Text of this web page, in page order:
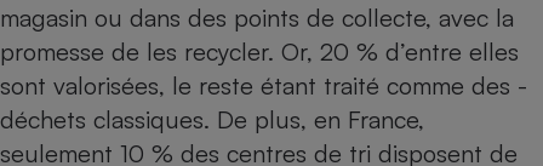
magasin ou dans des points de collecte, avec la
promesse de les recycler. Or, 20 % d’entre elles
sont valorisées, le reste étant traité comme des ­
déchets classiques. De plus, en France,
seulement 10 % des centres de tri disposent de
Climatiseur -
Ventilateur
Antivirus